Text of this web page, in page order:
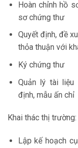
Hoàn chỉnh hồ
sơ chứng thư
Quyết định, đề
thỏa thuận với
Ký chứng thư
Quản lý tài liệu
định, mẫu ấn chỉ
Khai thác thị trường:
Lập kế hoạch